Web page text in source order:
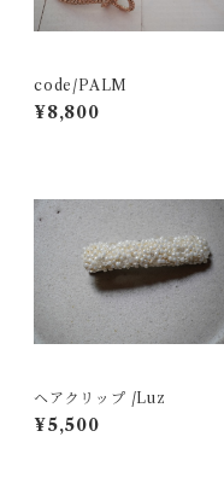
code/PALM
¥8,800
ヘアクリップ /Luz
¥5,500